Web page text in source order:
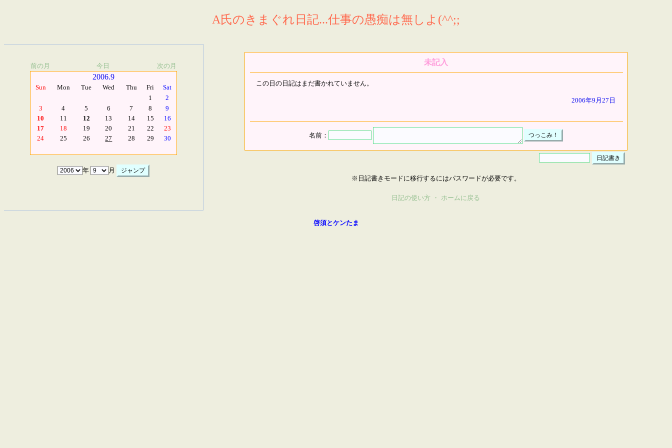
A氏のきまぐれ日記...仕事の愚痴は無しよ(^^;;
前の月 今日 次の月
2006.9
Sun Mon Tue Wed Thu Fri
Sat
1
2
3
4 5 6 7 8
9
10
11 12 13 14 15
16
17
18 19 20 21 22
23
24
25 26 27 28 29 30
年 月
未記入
この日の日記はまだ書かれていません。
2006年9月27日
名前：
※日記書きモードに移行するにはパスワードが必要です。
日記の使い方 ・ ホームに戻る
啓須とケンたま